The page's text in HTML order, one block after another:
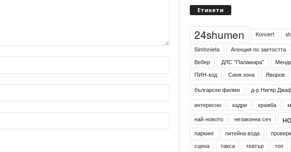
Етикети
24shumen Koncert
Simfonieta
Агенция по заетостта
Вебер
ДЛС "Паламара"
ПИН-код
Синя зона Яворов
български филми
д-р Нигяр
интересно кадри кражба
най-новото
незаконна сеч
паркинг питейна вода
сцена
такса театър топ